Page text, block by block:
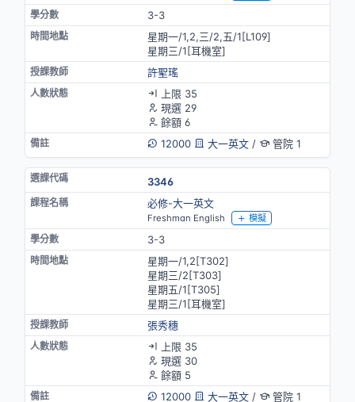
3-3
星期一/1,2,三/2,五/1[L109]
星期三/1[耳機室]
許聖瑤
上限 35
現選 29
餘額 6
12000
大一英文/ 管院 1
3346
必修-大一英文
Freshman English 模擬
3-3
星期一/1,2[T302]
星期三/2[T303]
星期五/1[T305]
星期三/1[耳機室]
張秀穗
上限 35
現選 30
餘額 5
12000
大一英文/ 管院 1